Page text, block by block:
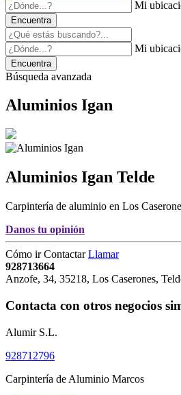
Mi
Encuentra
Mi
Encuentra
Búsqueda avanzada
Aluminios Igan
Aluminios Igan Telde
Carpintería de aluminio en Los
Danos tu opinión
Cómo irContactarLlamar
928713664
Anzofe, 34, 35218, Los Caserones,
Contacta con otros negocios
Alumir S.L.
928712796
Carpintería de Aluminio Marcos